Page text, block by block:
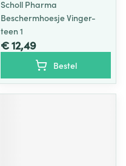
Scholl Pharma
Beschermhoesje Vinger-
teen 1
€ 12,49
Bestel